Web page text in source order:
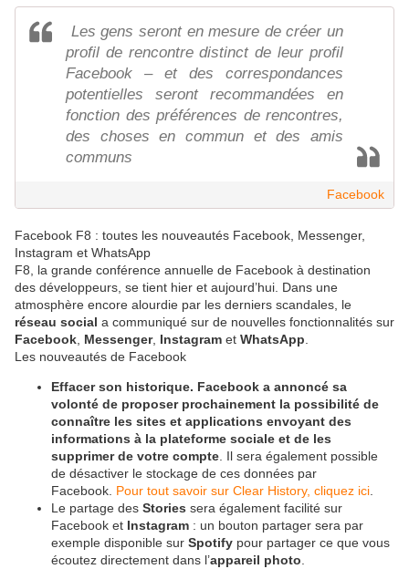
Les gens seront en mesure de créer un
profil de rencontre distinct de leur profil
Facebook – et des correspondances
potentielles seront recommandées en
fonction des préférences de rencontres,
des choses en commun et des amis
communs
Facebook
Facebook F8 : toutes les nouveautés Facebook, Messenger,
Instagram et WhatsApp
F8, la grande conférence annuelle de Facebook à destination
des développeurs, se tient hier et aujourd’hui. Dans une
atmosphère encore alourdie par les derniers scandales, le
réseau social a communiqué sur de nouvelles fonctionnalités sur
Facebook Messenger, Instagram et WhatsApp
Les nouveautés de Facebook
Effacer son historique. Facebook a annoncé sa
volonté de proposer prochainement la possibilité de
connaître les sites et applications envoyant des
informations à la plateforme sociale et de les
supprimer de votre compte . Il sera également possible
de désactiver le stockage de ces données par
Facebook. Pour tout savoir sur Clear History, cliquez ici
Le partage des Stories sera également facilité sur
Facebook et Instagram : un bouton partager sera par
exemple disponible sur Spotify pour partager ce que vous
écoutez directement dans l’appareil photo